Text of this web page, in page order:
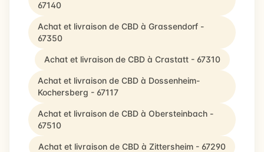
67140
Achat et livraison de CBD à Grassendorf -
67350
Achat et livraison de CBD à Crastatt - 67310
Achat et livraison de CBD à Dossenheim-
Kochersberg - 67117
Achat et livraison de CBD à Obersteinbach -
67510
Achat et livraison de CBD à Zittersheim - 67290